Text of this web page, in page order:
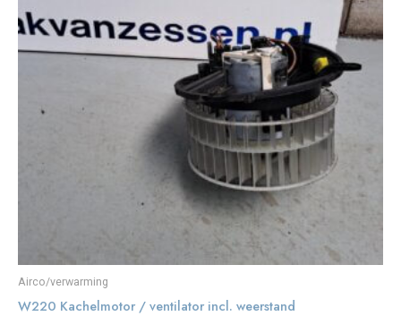
Airco/verwarming
W220 Kachelmotor / ventilator incl. weerstand